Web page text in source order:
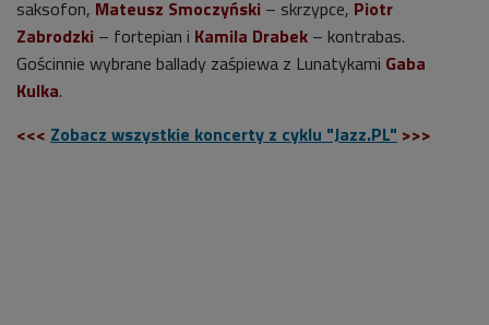
saksofon, Mateusz Smoczyński – skrzypce, Piotr
Zabrodzki – fortepian i Kamila Drabek – kontrabas.
Gościnnie wybrane ballady zaśpiewa z Lunatykami Gaba
Kulka.
<<< Zobacz wszystkie koncerty z cyklu "Jazz.PL" >>>